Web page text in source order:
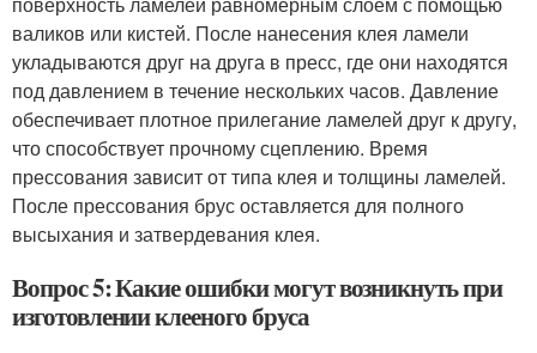
валиков или кистей. После нанесения клея ламели
укладываются друг на друга в пресс, где они находятся
под давлением в течение нескольких часов. Давление
обеспечивает плотное прилегание ламелей друг к другу,
что способствует прочному сцеплению. Время
прессования зависит от типа клея и толщины ламелей.
После прессования брус оставляется для полного
высыхания и затвердевания клея.
Вопрос 5: Какие ошибки могут возникнуть при
изготовлении клееного бруса